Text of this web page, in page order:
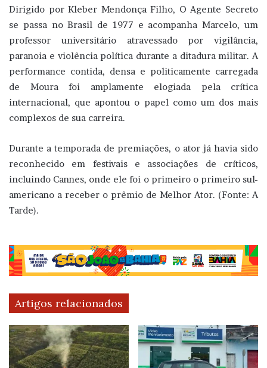
Dirigido por Kleber Mendonça Filho, O Agente Secreto
se passa no Brasil de 1977 e acompanha Marcelo, um
professor universitário atravessado por vigilância,
paranoia e violência política durante a ditadura militar. A
performance contida, densa e politicamente carregada
de Moura foi amplamente elogiada pela crítica
internacional, que apontou o papel como um dos mais
complexos de sua carreira.
Durante a temporada de premiações, o ator já havia sido
reconhecido em festivais e associações de críticos,
incluindo Cannes, onde ele foi o primeiro o primeiro sul-
americano a receber o prêmio de Melhor Ator. (Fonte: A
Tarde).
Artigos relacionados